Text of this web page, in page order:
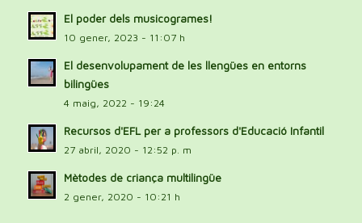
El poder dels musicogrames!
10 gener, 2023 - 11:07 h
El desenvolupament de les llengües en entorns
bilingües
4 maig, 2022 - 19:24
Recursos d'EFL per a professors d'Educació Infantil
27 abril, 2020 - 12:52 p. m
Mètodes de criança multilingüe
2 gener, 2020 - 10:21 h